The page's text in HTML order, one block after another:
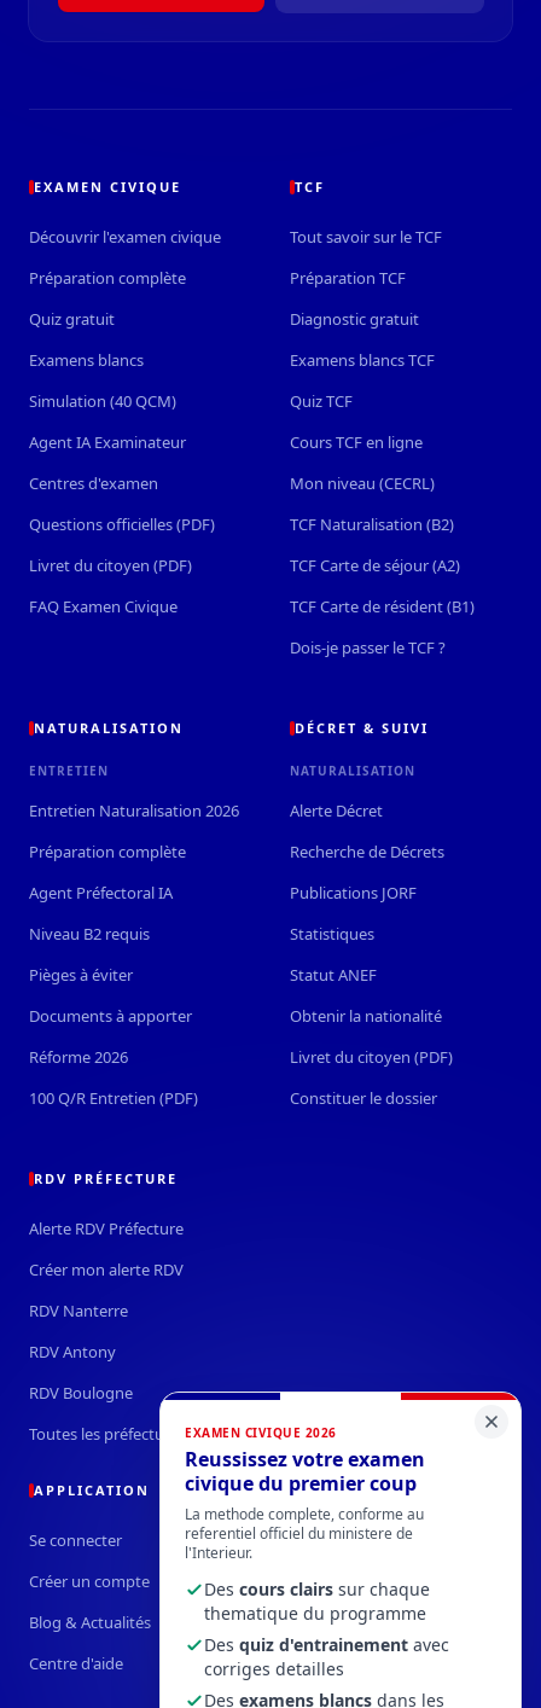
EXAMEN CIVIQUE 2026
Reussissez votre examen
civique du premier coup
La methode complete, conforme au
referentiel officiel du ministere de
l'Interieur.
Des cours clairs sur chaque
thematique du programme
Des quiz d'entrainement avec
corriges detailles
Des examens blancs dans les
EXAMEN CIVIQUE
Découvrir l'examen civique
Préparation complète
Quiz gratuit
Examens blancs
Simulation (40 QCM)
Agent IA Examinateur
Centres d'examen
Questions officielles (PDF)
Livret du citoyen (PDF)
FAQ Examen Civique
TCF
Tout savoir sur le TCF
Préparation TCF
Diagnostic gratuit
Examens blancs TCF
Quiz TCF
Cours TCF en ligne
Mon niveau (CECRL)
TCF Naturalisation (B2)
TCF Carte de séjour (A2)
TCF Carte de résident (B1)
Dois-je passer le TCF ?
NATURALISATION
ENTRETIEN
Entretien Naturalisation 2026
Préparation complète
Agent Préfectoral IA
Niveau B2 requis
Pièges à éviter
Documents à apporter
Réforme 2026
100 Q/R Entretien (PDF)
DÉCRET & SUIVI
NATURALISATION
Alerte Décret
Recherche de Décrets
Publications JORF
Statistiques
Statut ANEF
Obtenir la nationalité
Livret du citoyen (PDF)
Constituer le dossier
RDV PRÉFECTURE
Alerte RDV Préfecture
Créer mon alerte RDV
RDV Nanterre
RDV Antony
RDV Boulogne
Toutes les préfectures →
APPLICATION
Se connecter
Créer un compte
Blog & Actualités
Centre d'aide